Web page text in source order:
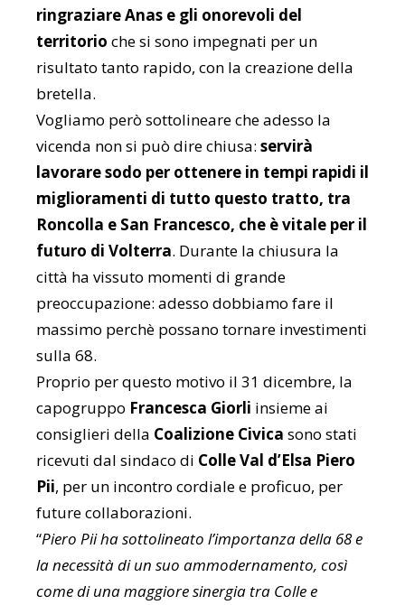
ringraziare Anas e gli onorevoli del
territorio che si sono impegnati per un
risultato tanto rapido, con la creazione della
bretella.
Vogliamo però sottolineare che adesso la
vicenda non si può dire chiusa: servirà
lavorare sodo per ottenere in tempi rapidi il
miglioramenti di tutto questo tratto, tra
Roncolla e San Francesco, che è vitale per il
futuro di Volterra. Durante la chiusura la
città ha vissuto momenti di grande
preoccupazione: adesso dobbiamo fare il
massimo perchè possano tornare investimenti
sulla 68.
Proprio per questo motivo il 31 dicembre, la
capogruppo Francesca Giorli insieme ai
consiglieri della Coalizione Civica sono stati
ricevuti dal sindaco di Colle Val d’Elsa Piero
Pii, per un incontro cordiale e proficuo, per
future collaborazioni.
“Piero Pii ha sottolineato l’importanza della 68 e
la necessità di un suo ammodernamento, così
come di una maggiore sinergia tra Colle e